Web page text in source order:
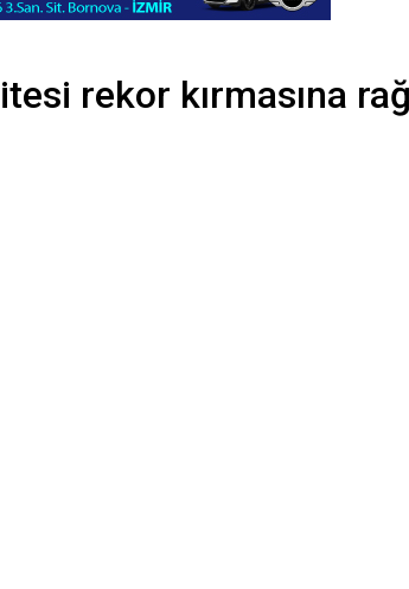
rekor kırmasına